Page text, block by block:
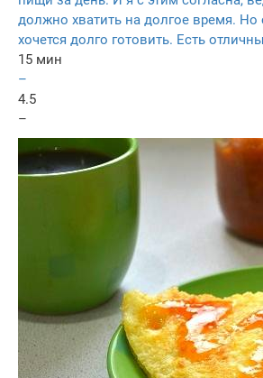
должно хватить на долгое время. Но
хочется долго готовить. Есть
15 мин
–
4.5
–